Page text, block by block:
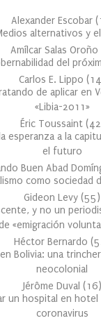
Alexander Escobar (
alternativos y
Amílcar Salas Oroño
del
Carlos E. Lippo (14
de aplicar en
«Libia-2011»
Éric Toussaint (42
esperanza a la
el futuro
Buen Abad
como sociedad
Gideon Levy (55)
y no un
«emigración
Héctor Bernardo (
Bolivia: una
neocolonial
Jérôme Duval (16)
un hospital en hotel
coronavirus